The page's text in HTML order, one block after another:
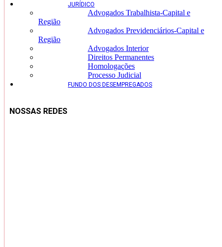
JURÍDICO
Advogados Trabalhista-Capital e
Região
Advogados Previdenciários-Capital e
Região
Advogados Interior
Direitos Permanentes
Homologações
Processo Judicial
FUNDO DOS DESEMPREGADOS
NOSSAS REDES